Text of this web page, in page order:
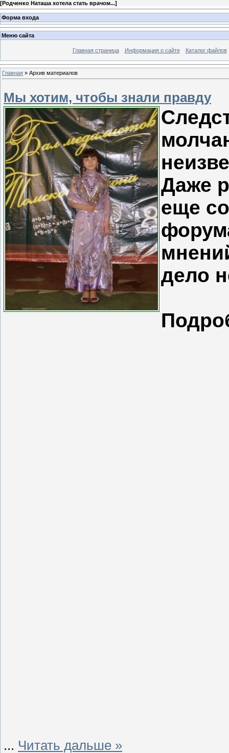
[Родченко Наташа хотела стать врачом...]
Форма входа
Меню сайта
Главная страница Информация о сайте Каталог файлов
Главная » Архив материалов
Мы хотим, чтобы знали правду
Даже
еще
дело
... Читать дальше »